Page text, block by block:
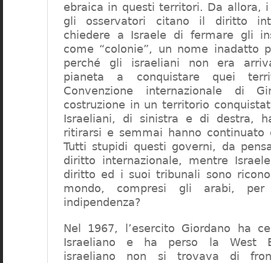
ebraica in questi territori. Da allora,
gli osservatori citano il diritto
chiedere a Israele di fermare gli
come “colonie”, un nome inadatto
perché gli israeliani non era
pianeta a conquistare quei
Convenzione internazionale di
costruzione in un territorio
Israeliani, di sinistra e di destra,
ritirarsi e semmai hanno continuato
Tutti stupidi questi governi, da
diritto internazionale, mentre
diritto ed i suoi tribunali sono
mondo, compresi gli arabi,
indipendenza?
Nel 1967, l’esercito Giordano ha
Israeliano e ha perso la West
israeliano non si trovava di